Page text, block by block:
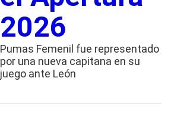
2026
Pumas Femenil fue representado
por una nueva capitana en su
juego ante León